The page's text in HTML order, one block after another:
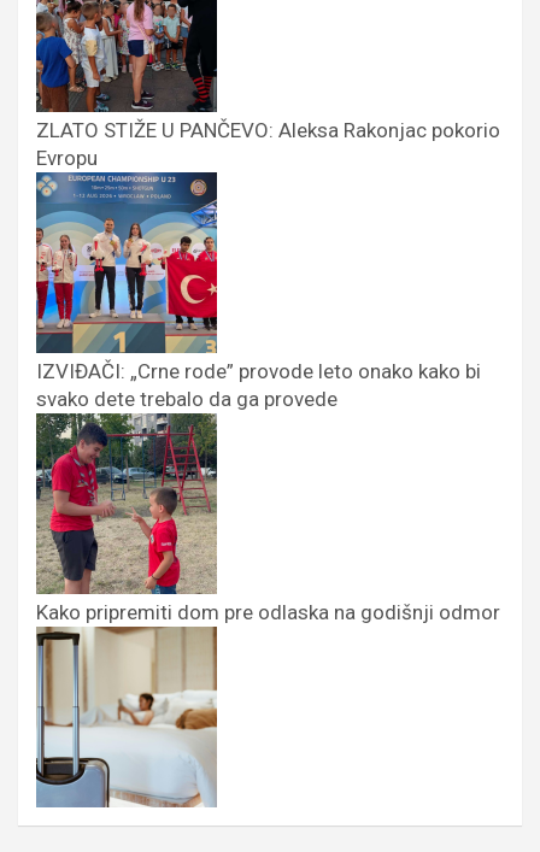
ZLATO STIŽE U PANČEVO: Aleksa Rakonjac pokorio
Evropu
IZVIĐAČI: „Crne rode” provode leto onako kako bi
svako dete trebalo da ga provede
Kako pripremiti dom pre odlaska na godišnji odmor